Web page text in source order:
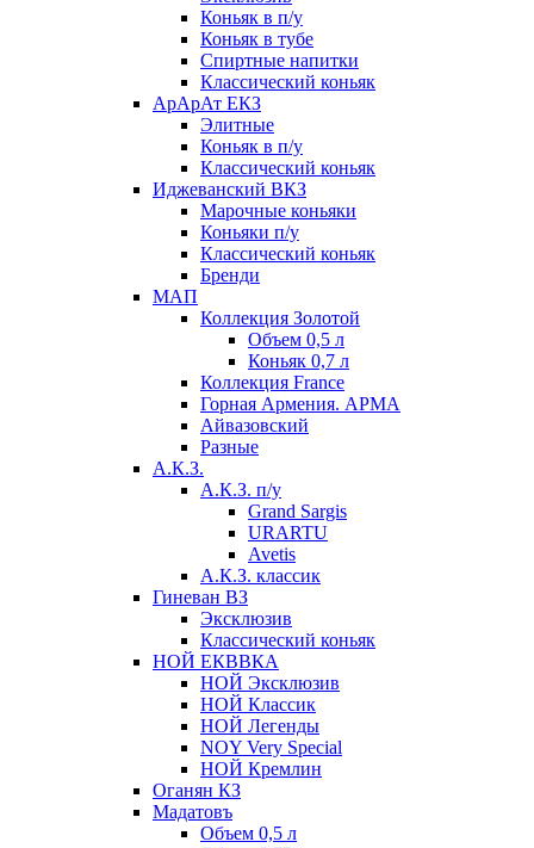
Коньяк в п/у
Коньяк в тубе
Спиртные напитки
Классический коньяк
АрАрАт ЕКЗ
Элитные
Коньяк в п/у
Классический коньяк
Иджеванский ВКЗ
Марочные коньяки
Коньяки п/у
Классический коньяк
Бренди
МАП
Коллекция Золотой
Объем 0,5 л
Коньяк 0,7 л
Коллекция France
Горная Армения. АРМА
Айвазовский
Разные
А.К.З.
А.К.З. п/у
Grand Sargis
URARTU
Avetis
А.К.З. классик
Гиневан ВЗ
Эксклюзив
Классический коньяк
НОЙ ЕКВВКА
НОЙ Эксклюзив
НОЙ Классик
НОЙ Легенды
NOY Very Speсial
НОЙ Кремлин
Оганян КЗ
Мадатовъ
Объем 0,5 л